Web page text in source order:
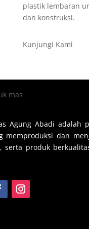
plastik lembaran
dan konstruksi.
Kunjungi Kami
Agung Abadi adalah
memproduksi dan
serta produk